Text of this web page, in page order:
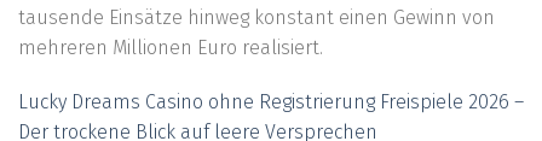
tausende Einsätze hinweg konstant einen Gewinn von
mehreren Millionen Euro realisiert.
Lucky Dreams Casino ohne Registrierung Freispiele 2026 –
Der trockene Blick auf leere Versprechen